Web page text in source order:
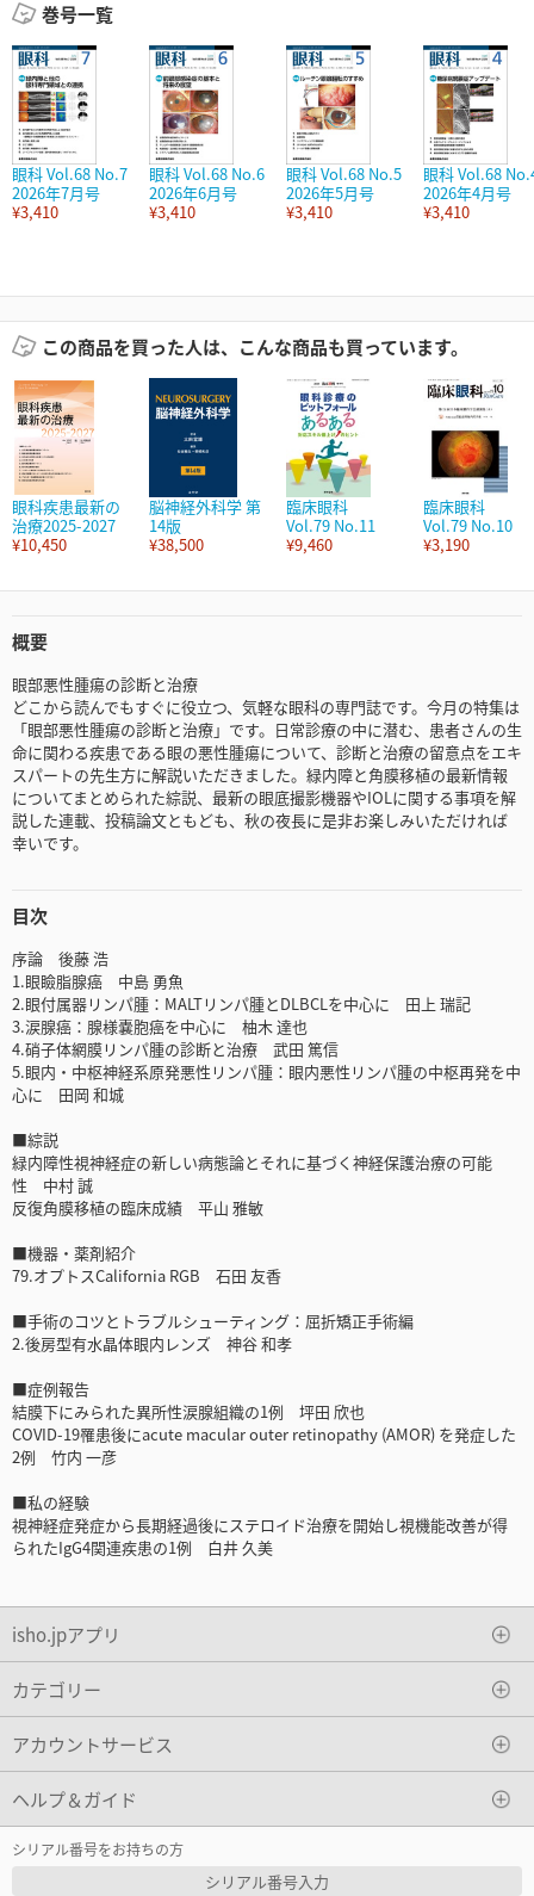
巻号一覧
眼科 Vol.68 No.7
2026年7月号
¥3,410
眼科 Vol.68 No.6
2026年6月号
¥3,410
眼科 Vol.68 No.5
2026年5月号
¥3,410
眼科 Vol.68
2026年4月号
¥3,410
この商品を買った人は、こんな商品も買っています。
眼科疾患最新の
治療2025-2027
¥10,450
脳神経外科学 第
14版
¥38,500
臨床眼科
Vol.79 No.11
¥9,460
臨床眼科
Vol.79 No.10
¥3,190
概要
眼部悪性腫瘍の診断と治療
どこから読んでもすぐに役立つ、気軽な眼科の専門誌です。今月の特集は
「眼部悪性腫瘍の診断と治療」です。日常診療の中に潜む、患者さんの生
命に関わる疾患である眼の悪性腫瘍について、診断と治療の留意点をエキ
スパートの先生方に解説いただきました。緑内障と角膜移植の最新情報
についてまとめられた綜説、最新の眼底撮影機器やIOLに関する事項を解
説した連載、投稿論文ともども、秋の夜長に是非お楽しみいただければ
幸いです。
目次
序論 後藤 浩
1.眼瞼脂腺癌 中島 勇魚
2.眼付属器リンパ腫：MALTリンパ腫とDLBCLを中心に 田上 瑞記
3.涙腺癌：腺様嚢胞癌を中心に 柚木 達也
4.硝子体網膜リンパ腫の診断と治療 武田 篤信
5.眼内・中枢神経系原発悪性リンパ腫：眼内悪性リンパ腫の中枢再発を中
心に 田岡 和城
■綜説
緑内障性視神経症の新しい病態論とそれに基づく神経保護治療の可能
性 中村 誠
反復角膜移植の臨床成績 平山 雅敏
■機器・薬剤紹介
79.オプトスCalifornia RGB 石田 友香
■手術のコツとトラブルシューティング：屈折矯正手術編
2.後房型有水晶体眼内レンズ 神谷 和孝
■症例報告
結膜下にみられた異所性涙腺組織の1例 坪田 欣也
COVID-19罹患後にacute macular outer retinopathy (AMOR) を発症した
2例 竹内 一彦
■私の経験
視神経症発症から長期経過後にステロイド治療を開始し視機能改善が得
られたIgG4関連疾患の1例 白井 久美
isho.jpアプリ
カテゴリー
アカウントサービス
ヘルプ＆ガイド
シリアル番号をお持ちの方
シリアル番号入力